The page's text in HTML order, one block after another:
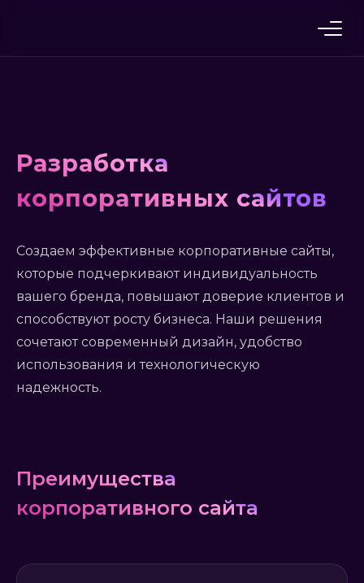
Разработка
корпоративных сайтов
Создаем эффективные корпоративные сайты,
которые подчеркивают индивидуальность
вашего бренда, повышают доверие клиентов и
способствуют росту бизнеса. Наши решения
сочетают современный дизайн, удобство
использования и технологическую
надежность.
Преимущества
корпоративного сайта